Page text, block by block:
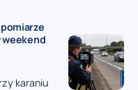
weekend
karaniu